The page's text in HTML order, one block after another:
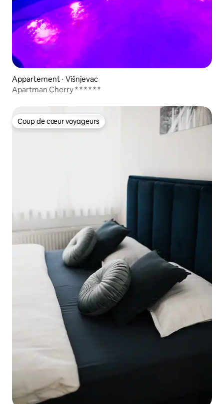
Appartement ⋅ Višnjevac
Apartman Cherry * * * * * *
Coup de cœur voyageurs
Coup de cœur voyageurs